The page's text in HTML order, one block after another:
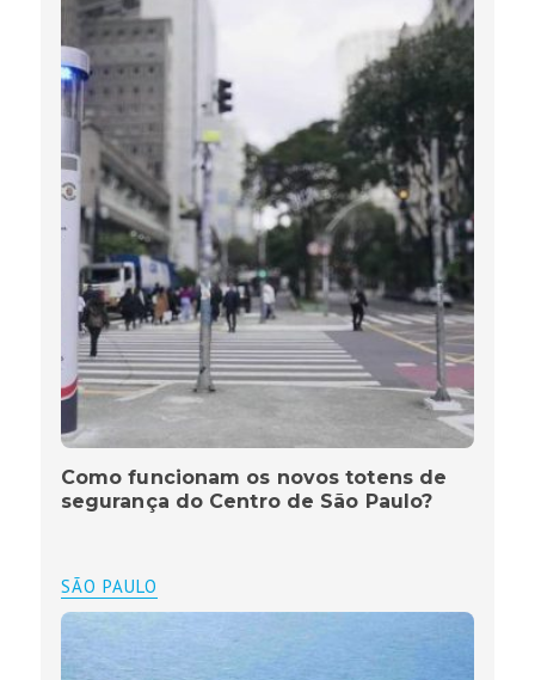
Como funcionam os novos totens de
segurança do Centro de São Paulo?
SÃO PAULO